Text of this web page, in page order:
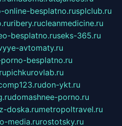
online-besplatno.rusplclub.ru
ribery.rucleanmedicine.ru
besplatno.ruseks-365.ru
avtomaty.ru
besplatno.ru
pichkurovlab.ru
don-ykt.ru
domashnee-porno.ru
doska.rumetropoltravel.ru
media.rurostotsky.ru